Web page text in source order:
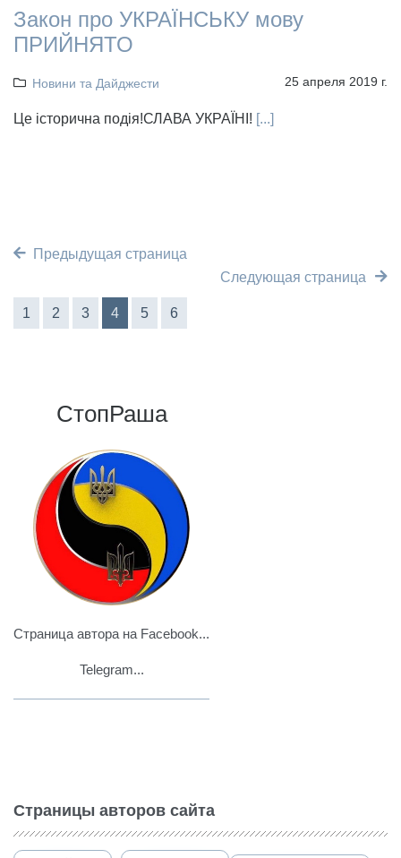
Закон про УКРАЇНСЬКУ мову
ПРИЙНЯТО
Новини та Дайджести 25 апреля 2019 г.
Це історична подія!СЛАВА УКРАЇНІ! [...]
Предыдущая страница
Следующая страница
1 2 3 4 5 6
СтопРаша
Страница автора на Facebook...
Telegram...
Страницы авторов сайта